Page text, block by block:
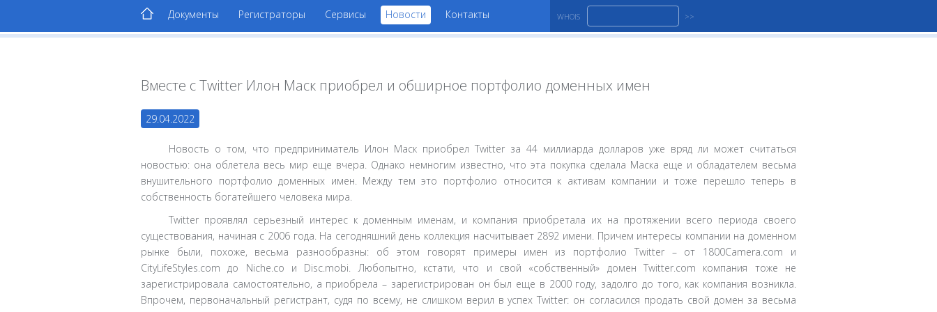
Документы Регистраторы Сервисы Новости Контакты WHOIS
Вместе с Twitter Илон Маск приобрел и обширное портфолио доменных имен
29.04.2022
Новость о том, что предприниматель Илон Маск приобрел Twitter за 44 миллиарда долларов уже вряд ли может считаться
новостью: она облетела весь мир еще вчера. Однако немногим известно, что эта покупка сделала Маска еще и обладателем весьма
внушительного портфолио доменных имен. Между тем это портфолио относится к активам компании и тоже перешло теперь в
собственность богатейшего человека мира.
Twitter проявлял серьезный интерес к доменным именам, и компания приобретала их на протяжении всего периода своего
существования, начиная с 2006 года. На сегодняшний день коллекция насчитывает 2892 имени. Причем интересы компании на доменном
рынке были, похоже, весьма разнообразны: об этом говорят примеры имен из портфолио Twitter – от 1800Camera.com и
CityLifeStyles.com до Niche.co и Disc.mobi. Любопытно, кстати, что и свой «собственный» домен Twitter.com компания тоже не
зарегистрировала самостоятельно, а приобрела – зарегистрирован он был еще в 2000 году, задолго до того, как компания возникла.
Впрочем, первоначальный регистрант, судя по всему, не слишком верил в успех Twitter: он согласился продать свой домен за весьма